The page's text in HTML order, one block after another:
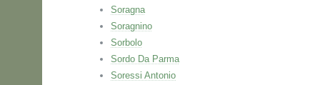
Soragna
Soragnino
Sorbolo
Sordo Da Parma
Soressi Antonio